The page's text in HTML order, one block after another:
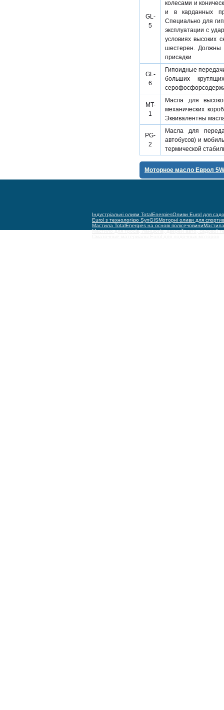
Індустріальні оливи TotalEnergiesОливи Eurol для
Eurol з технологією SynGISМоторні оливи для
Мастила TotalEnergies на основі полісечовини
Мастило для тросів, ланцюгів, дверей авто, садової
GL-
5
колесами и
и в карданных
Специально для
эксплуатации с
условиях высоких
шестерен. Должны
присадки
GL-
6
Гипоидные
больших
MT-
1
Масла для
механических
Эквивалентны
PG-
2
Масла для
автобусов) и
термической
Моторное масло Еврол